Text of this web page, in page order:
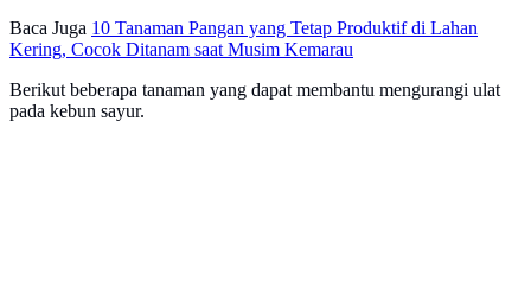
Baca Juga 10 Tanaman Pangan yang Tetap Produktif di Lahan
Kering, Cocok Ditanam saat Musim Kemarau
Berikut beberapa tanaman yang dapat membantu mengurangi ulat
pada kebun sayur.